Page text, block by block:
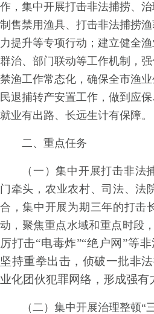
作 ，集中开展打击非法捕捞、
制售禁用渔具、打击非法捕捞
力提升等专项行动 ；建立健全
群治、 部门联动等工作机制 ， 强
禁渔工作常态化 ，确保全市渔
民退捕转产安置工作 ，做到应
就业有出路、长远生计有保障。
二、重点任务
（ 一 ）集中开展打击非法
门牵头 ，农业农村、司法、法
合 ，集中开展为期三年的打击
动 ，聚焦重点水域和重点时段
厉打击“电毒炸”“绝户网”等
坚持重拳出击 ，侦破一批非
业化团伙犯罪网络 ， 形成强有
（二 ）集中开展治理整顿“